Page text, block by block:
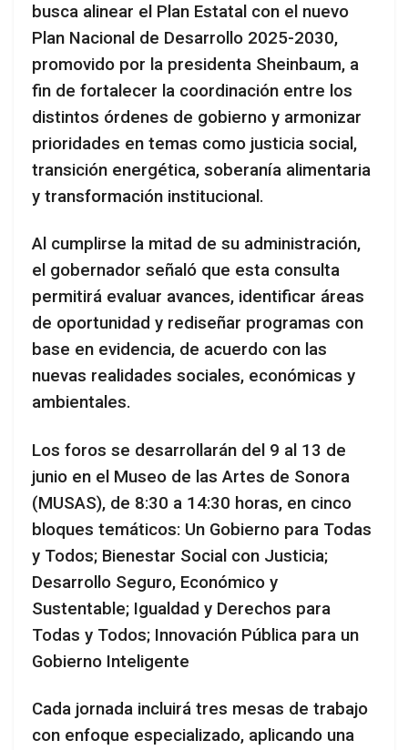
busca alinear el Plan Estatal con el nuevo
Plan Nacional de Desarrollo 2025-2030,
promovido por la presidenta Sheinbaum, a
fin de fortalecer la coordinación entre los
distintos órdenes de gobierno y armonizar
prioridades en temas como justicia social,
transición energética, soberanía alimentaria
y transformación institucional.
Al cumplirse la mitad de su administración,
el gobernador señaló que esta consulta
permitirá evaluar avances, identificar áreas
de oportunidad y rediseñar programas con
base en evidencia, de acuerdo con las
nuevas realidades sociales, económicas y
ambientales.
Los foros se desarrollarán del 9 al 13 de
junio en el Museo de las Artes de Sonora
(MUSAS), de 8:30 a 14:30 horas, en cinco
bloques temáticos: Un Gobierno para Todas
y Todos; Bienestar Social con Justicia;
Desarrollo Seguro, Económico y
Sustentable; Igualdad y Derechos para
Todas y Todos; Innovación Pública para un
Gobierno Inteligente
Cada jornada incluirá tres mesas de trabajo
con enfoque especializado, aplicando una